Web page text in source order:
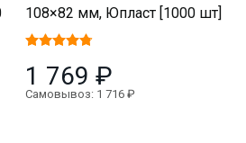
108×82 мм, Юпласт [1000 шт]
1 769 ₽
Самовывоз: 1 716 ₽